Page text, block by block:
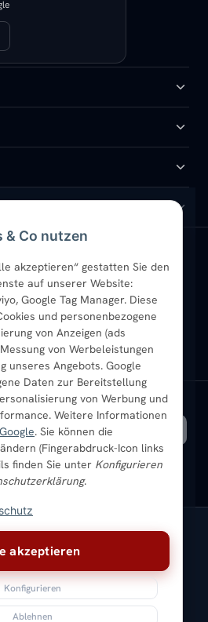
akzeptieren
Konfigurieren
Ablehnen
& Co nutzen
akzeptieren“ gestatten Sie den
auf unserer Website:
Google Tag Manager. Diese
und personenbezogene
von Anzeigen (ads
von Werbeleistungen
unseres Angebots. Google
Daten zur Bereitstellung
von Werbung und
Weitere Informationen
Google. Sie können die
(Fingerabdruck-Icon links
finden Sie unter Konfigurieren
.
Handtuchheizkörper
Vertikal-Heizkörper
Heizkörper Badheizkörper Schwarz
ZubehörAktuelle Angebote
VERSAND MIT
USt. |Kostenloser Versand
AGBWiderrufsbelehrung
Versandkosten
Sitemap